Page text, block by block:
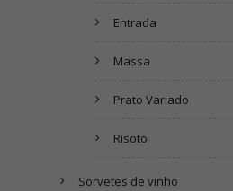
Entrada
Massa
Prato Variado
Risoto
Sorvetes de vinho